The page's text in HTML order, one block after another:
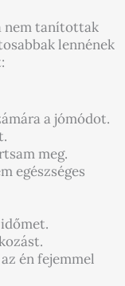
nem tanítottak
lennének
a jómódot.
meg.
egészséges
én fejemmel